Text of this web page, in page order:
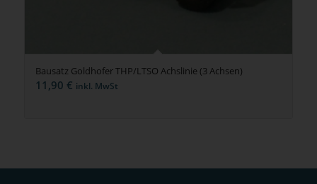
Bausatz Goldhofer THP/LTSO Achslinie (3 Achsen)
11,90 € inkl. MwSt